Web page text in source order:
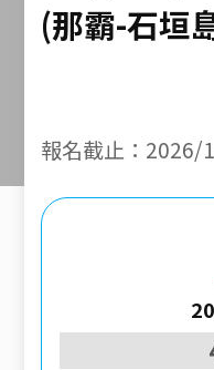
(那霸-石垣
報名截止：2026/